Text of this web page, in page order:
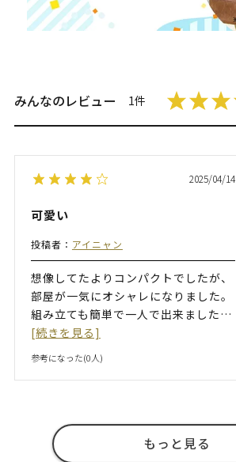
みんなのレビュー 1件
2025/04/14
可愛い
投稿者： アイニャン
想像してたよりコンパクトでしたが、
部屋が一気にオシャレになりました。
組み立ても簡単で一人で出来ました…
[続きを見る]
参考になった(0人)
もっと見る